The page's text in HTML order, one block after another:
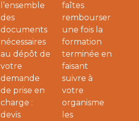
l’ensemble
des
documents
nécessaires
au dépôt de
votre
demande
de prise en
charge :
devis
faîtes
rembourser
une fois la
formation
terminée en
faisant
suivre à
votre
organisme
les